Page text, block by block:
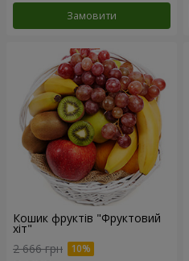
Замовити
Кошик фруктів "Фруктовий
хiт"
2 666 грн